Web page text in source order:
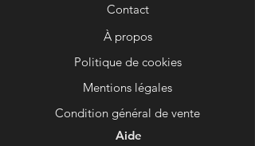
Contact
À propos
Politique de cookies
Mentions légales
Condition général de vente
Aide